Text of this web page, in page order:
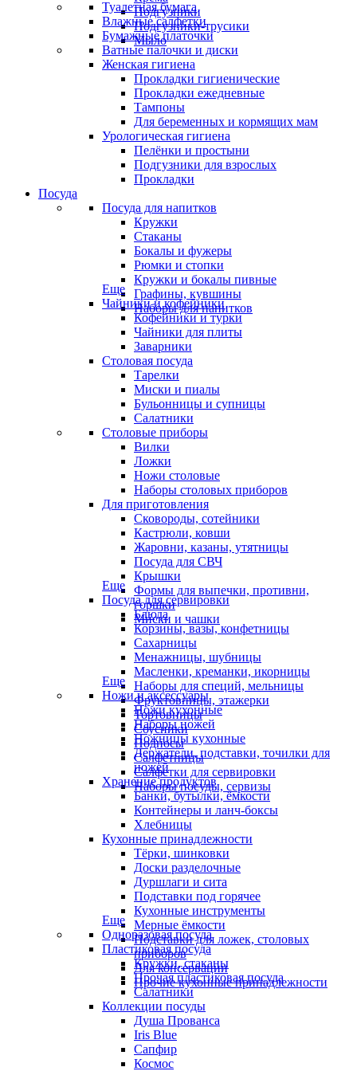
Подгузники
Подгузники-трусики
Мыло
Туалетная бумага
Влажные салфетки
Бумажные платочки
Ватные палочки и диски
Женская гигиена
Прокладки гигиенические
Прокладки ежедневные
Тампоны
Для беременных и кормящих мам
Урологическая гигиена
Пелёнки и простыни
Подгузники для взрослых
Прокладки
Посуда
Посуда для напитков
Кружки
Стаканы
Бокалы и фужеры
Рюмки и стопки
Кружки и бокалы пивные
Графины, кувшины
Наборы для напитков
Еще
Чайники и кофейники
Кофейники и турки
Чайники для плиты
Заварники
Столовая посуда
Тарелки
Миски и пиалы
Бульонницы и супницы
Салатники
Столовые приборы
Вилки
Ложки
Ножи столовые
Наборы столовых приборов
Для приготовления
Сковороды, сотейники
Кастрюли, ковши
Жаровни, казаны, утятницы
Посуда для СВЧ
Крышки
Формы для выпечки, противни,
горшки
Миски и чашки
Еще
Посуда для сервировки
Блюда
Корзины, вазы, конфетницы
Сахарницы
Менажницы, шубницы
Масленки, креманки, икорницы
Наборы для специй, мельницы
Фруктовницы, этажерки
Тортовницы
Соусники
Подносы
Салфетницы
Салфетки для сервировки
Наборы посуды, сервизы
Еще
Ножи и аксессуары
Ножи кухонные
Наборы ножей
Ножницы кухонные
Держатели, подставки, точилки для
ножей
Хранение продуктов
Банки, бутылки, ёмкости
Контейнеры и ланч-боксы
Хлебницы
Кухонные принадлежности
Тёрки, шинковки
Доски разделочные
Дуршлаги и сита
Подставки под горячее
Кухонные инструменты
Мерные ёмкости
Подставки для ложек, столовых
приборов
Для консервации
Прочие кухонные принадлежности
Еще
Одноразовая посуда
Пластиковая посуда
Кружки, стаканы
Прочая пластиковая посуда
Салатники
Коллекции посуды
Душа Прованса
Iris Blue
Сапфир
Космос